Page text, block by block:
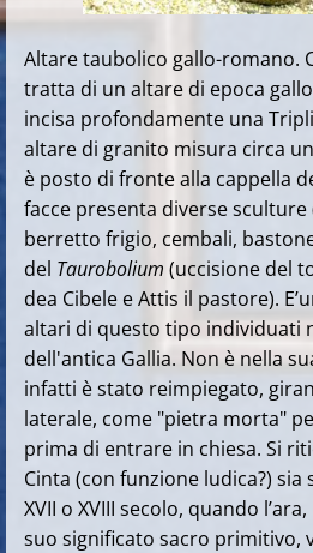
Altare taubolico gallo-romano.
tratta di un altare di epoca
incisa profondamente una
altare di granito misura circa
è posto di fronte alla cappella
facce presenta diverse
berretto frigio, cembali,
del Taurobolium (uccisione del
dea Cibele e Attis il pastore).
altari di questo tipo individuati
dell'antica Gallia. Non è nella
infatti è stato reimpiegato,
laterale, come "pietra morta"
prima di entrare in chiesa. Si
Cinta (con funzione ludica?) sia
XVII o XVIII secolo, quando
suo significato sacro primitivo,